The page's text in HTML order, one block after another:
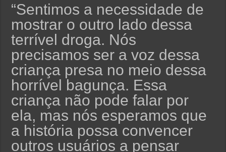
“Sentimos a necessidade de
mostrar o outro lado dessa
terrível droga. Nós
precisamos ser a voz dessa
criança presa no meio dessa
horrível bagunça. Essa
criança não pode falar por
ela, mas nós esperamos que
a história possa convencer
outros usuários a pensar